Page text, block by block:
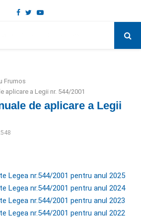
Facebook
TwitterYoutube
Frumos
aplicare a Legii nr. 544/2001
de aplicare a Legii
Legea nr.544/2001 pentru anul 2025
Legea nr.544/2001 pentru anul 2024
Legea nr.544/2001 pentru anul 2023
Legea nr.544/2001 pentru anul 2022